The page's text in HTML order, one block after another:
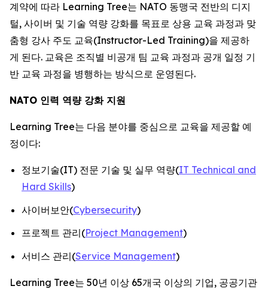
계약에 따라 Learning Tree는 NATO 동맹국 전반의 디지
털, 사이버 및 기술 역량 강화를 목표로 상용 교육 과정과 맞
춤형 강사 주도 교육(Instructor-Led Training)을 제공하
게 된다. 교육은 조직별 비공개 팀 교육 과정과 공개 일정 기
반 교육 과정을 병행하는 방식으로 운영된다.
NATO 인력 역량 강화 지원
Learning Tree는 다음 분야를 중심으로 교육을 제공할 예
정이다:
정보기술(IT) 전문 기술 및 실무 역량(IT Technical and
Hard Skills)
사이버보안(Cybersecurity)
프로젝트 관리(Project Management)
서비스 관리(Service Management)
Learning Tree는 50년 이상 65개국 이상의 기업, 공공기관